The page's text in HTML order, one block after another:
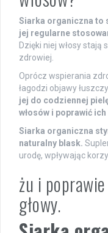
Siarka organiczna to
jej regularne
Dzięki niej włosy stają
zdrowiej.
Oprócz wspierania
łagodzi objawy
jej do codziennej
włosów i poprawić
Siarka organiczna
naturalny blask.
urodę, wpływając
żu i
głowy.